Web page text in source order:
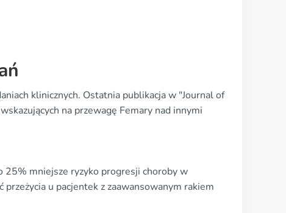
klinicznych. Ostatnia publikacja w "Journal of
na przewagę Femary nad innymi
25% mniejsze ryzyko progresji choroby w
u pacjentek z zaawansowanym rakiem